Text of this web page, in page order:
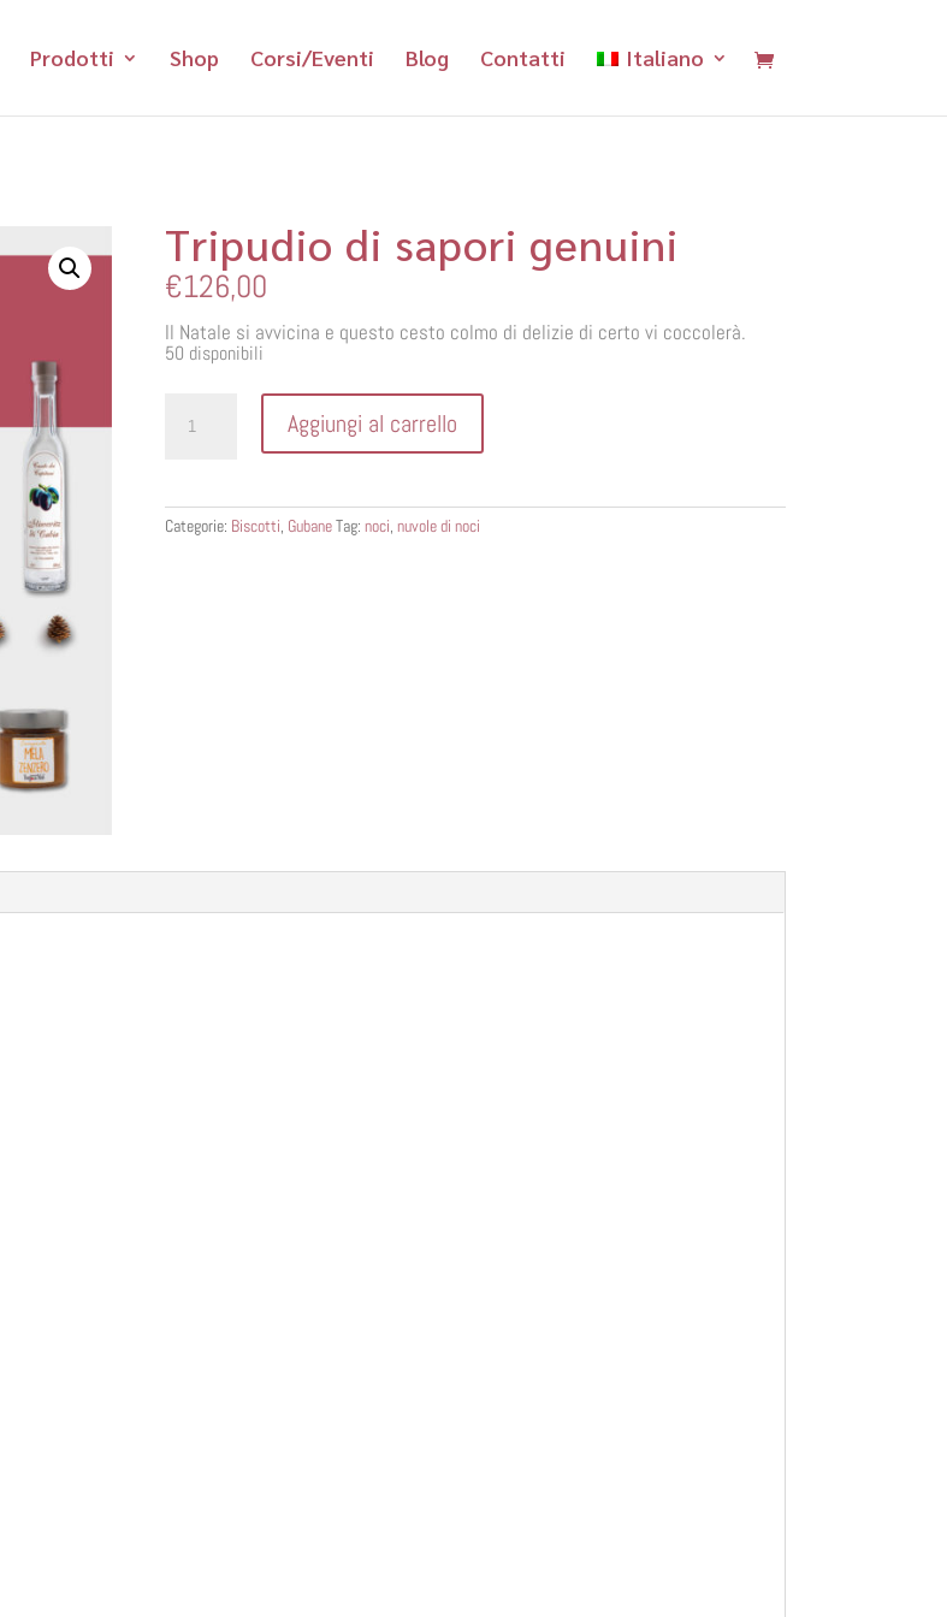
Prodotti Shop Corsi/Eventi Blog Contatti Italiano
Tripudio di sapori genuini
€126,00
Il Natale si avvicina e questo cesto colmo di delizie di certo vi coccolerà.
50 disponibili
Aggiungi al carrello
Categorie: Biscotti, GubaneTag: noci, nuvole di noci